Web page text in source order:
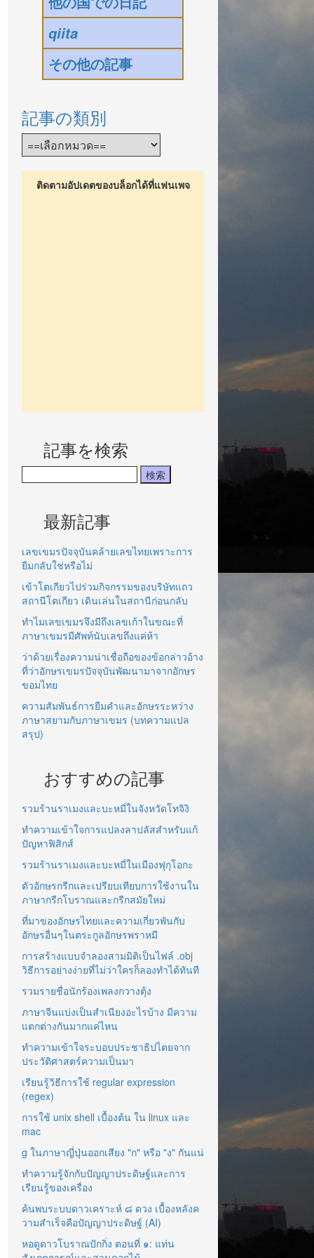
qiita
その他の記事
記事の類別
ติดตามอัปเดตของบล็อกได้ที่แฟนเพจ
記事を検索
最新記事
เลขเขมรปัจจุบันคล้ายเลขไทยเพราะการ
ยืมกลับใช่หรือไม่
เข้าโตเกียวไปร่วมกิจกรรมของบริษัทแถว
สถานีโตเกียว เดินเล่นในสถานีก่อนกลับ
ทำไมเลขเขมรจึงมีถึงเลขเก้าในขณะที่
ภาษาเขมรมีศัพท์นับเลขถึงแค่ห้า
ว่าด้วยเรื่องความน่าเชื่อถือของข้อกล่าวอ้าง
ที่ว่าอักษรเขมรปัจจุบันพัฒนามาจากอักษร
ขอมไทย
ความสัมพันธ์การยืมคำและอักษรระหว่าง
ภาษาสยามกับภาษาเขมร (บทความแปล
สรุป)
おすすめの記事
รวมร้านราเมงและบะหมี่ในจังหวัดโทจิงิ
ทำความเข้าใจการแปลงลาปลัสสำหรับแก้
ปัญหาฟิสิกส์
รวมร้านราเมงและบะหมี่ในเมืองฟุกุโอกะ
ตัวอักษรกรีกและเปรียบเทียบการใช้งานใน
ภาษากรีกโบราณและกรีกสมัยใหม่
ที่มาของอักษรไทยและความเกี่ยวพันกับ
อักษรอื่นๆในตระกูลอักษรพราหมี
การสร้างแบบจำลองสามมิติเป็นไฟล์ .obj
วิธีการอย่างง่ายที่ไม่ว่าใครก็ลองทำได้ทันที
รวมรายชื่อนักร้องเพลงกวางตุ้ง
ภาษาจีนแบ่งเป็นสำเนียงอะไรบ้าง มีความ
แตกต่างกันมากแค่ไหน
ทำความเข้าใจระบอบประชาธิปไตยจาก
ประวัติศาสตร์ความเป็นมา
เรียนรู้วิธีการใช้ regular expression
(regex)
การใช้ unix shell เบื้องต้น ใน linux และ
mac
g ในภาษาญี่ปุ่นออกเสียง "ก" หรือ "ง" กันแน่
ทำความรู้จักกับปัญญาประดิษฐ์และการ
เรียนรู้ของเครื่อง
ค้นพบระบบดาวเคราะห์ ๘ ดวง เบื้องหลังค
วามสำเร็จคือปัญญาประดิษฐ์ (AI)
หอดูดาวโบราณปักกิ่ง ตอนที่ ๑: แท่น